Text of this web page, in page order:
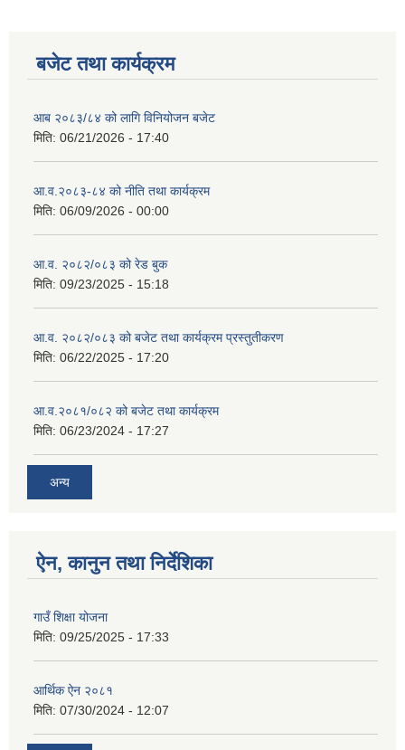
बजेट तथा कार्यक्रम
आब २०८३/८४ को लागि विनियोजन बजेट
मिति: 06/21/2026 - 17:40
आ.व.२०८३-८४ को नीति तथा कार्यक्रम
मिति: 06/09/2026 - 00:00
आ.व. २०८२/०८३ को रेड बुक
मिति: 09/23/2025 - 15:18
आ.व. २०८२/०८३ को बजेट तथा कार्यक्रम प्रस्तुतीकरण
मिति: 06/22/2025 - 17:20
आ.व.२०८१/०८२ को बजेट तथा कार्यक्रम
मिति: 06/23/2024 - 17:27
अन्य
ऐन, कानुन तथा निर्देशिका
गाउँ शिक्षा योजना
मिति: 09/25/2025 - 17:33
आर्थिक ऐन २०८१
मिति: 07/30/2024 - 12:07